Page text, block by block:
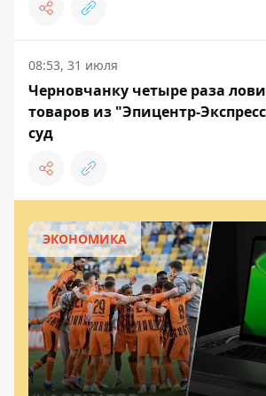
08:53, 31 июля
Черновчанку четыре раза
товаров из "Эпицентр-
суд
ЭКОНОМИКА